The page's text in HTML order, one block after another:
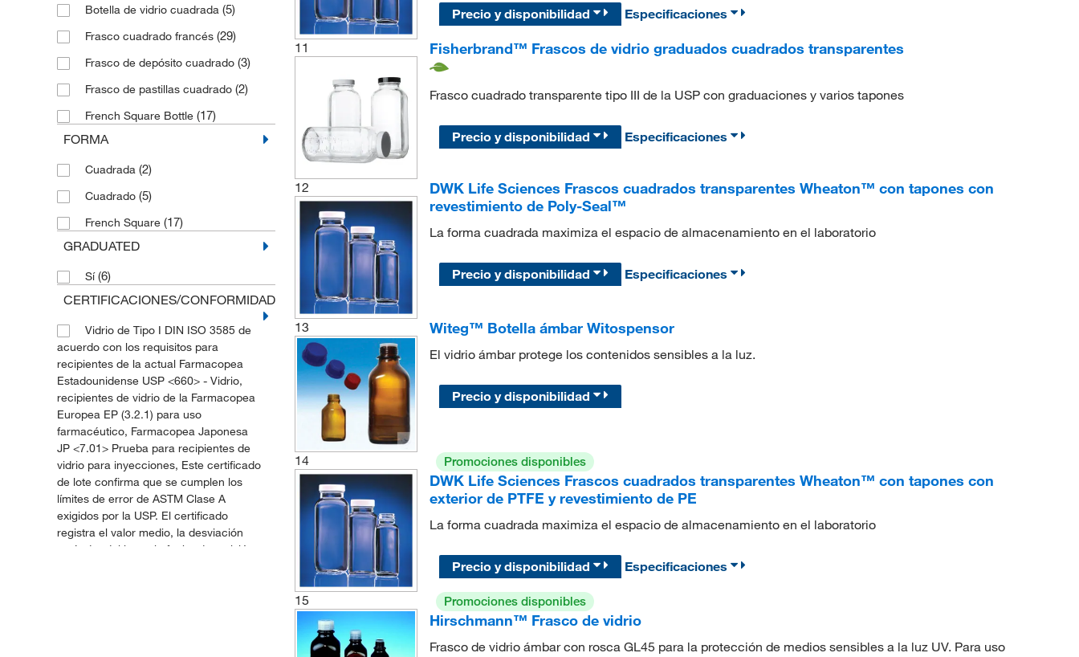
Botella de vidrio cuadrada (5)
Frasco cuadrado francés (29)
Frasco de depósito cuadrado (3)
Frasco de pastillas cuadrado (2)
French Square Bottle (17)
FORMA
Cuadrada (2)
Cuadrado (5)
French Square (17)
GRADUATED
Sí(6)
CERTIFICACIONES/CONFORMIDAD
Vidrio de Tipo I DIN ISO 3585 de
acuerdo con los requisitos para
recipientes de la actual Farmacopea
Estadounidense USP <660> - Vidrio,
recipientes de vidrio de la Farmacopea
Europea EP (3.2.1) para uso
farmacéutico, Farmacopea Japonesa
JP <7.01> Prueba para recipientes de
vidrio para inyecciones, Este certificado
de lote confirma que se cumplen los
límites de error de ASTM Clase A
exigidos por la USP. El certificado
registra el valor medio, la desviación
estándar del lote y la fecha de emisión.
Precio y disponibilidad Especificaciones
11 Fisherbrand™ Frascos de vidrio graduados cuadrados transparentes
Frasco cuadrado transparente tipo III de la USP con graduaciones y varios tapones
Precio y disponibilidad Especificaciones
12
DWK Life Sciences Frascos cuadrados transparentes Wheaton™ con tapones con
revestimiento de Poly-Seal™
La forma cuadrada maximiza el espacio de almacenamiento en el laboratorio
Precio y disponibilidad Especificaciones
13 Witeg™ Botella ámbar Witospensor
El vidrio ámbar protege los contenidos sensibles a la luz.
Precio y disponibilidad
14 Promociones disponibles
DWK Life Sciences Frascos cuadrados transparentes Wheaton™ con tapones con
exterior de PTFE y revestimiento de PE
La forma cuadrada maximiza el espacio de almacenamiento en el laboratorio
Precio y disponibilidad Especificaciones
15 Promociones disponibles
Hirschmann™ Frasco de vidrio
Frasco de vidrio ámbar con rosca GL45 para la protección de medios sensibles a la luz UV. Para uso